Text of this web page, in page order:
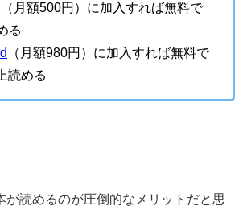
（月額500円）に加入すれば無料で
る
（月額980円）に加入すれば無料で
読める
が読めるのが圧倒的なメリットだと思